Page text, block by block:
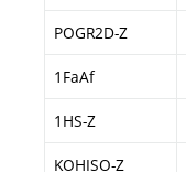
POGR2D-Z
1FaAf
1HS-Z
KOHISO-Z